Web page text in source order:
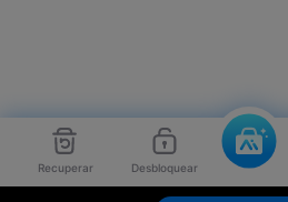
Recuperar Desbloquear